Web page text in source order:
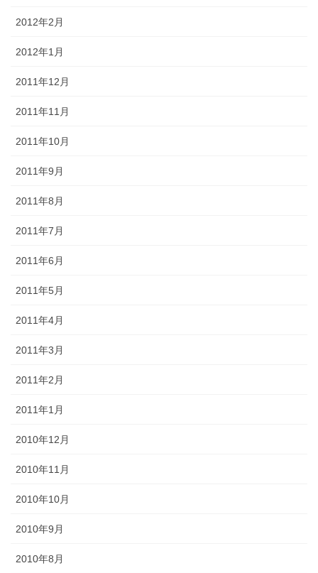
2012年2月
2012年1月
2011年12月
2011年11月
2011年10月
2011年9月
2011年8月
2011年7月
2011年6月
2011年5月
2011年4月
2011年3月
2011年2月
2011年1月
2010年12月
2010年11月
2010年10月
2010年9月
2010年8月